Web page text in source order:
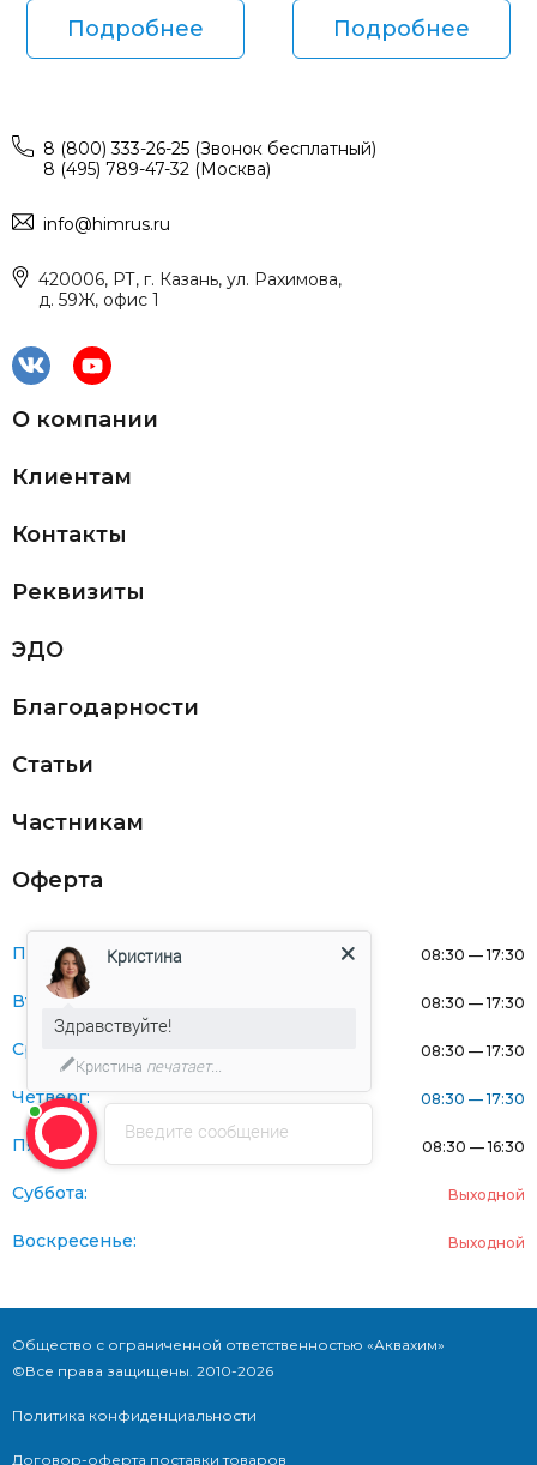
Подробнее Подробнее
8 (800) 333-26-25 (Звонок бесплатный)
8 (495) 789-47-32 (Москва)
info@himrus.ru
420006, РТ, г. Казань, ул. Рахимова,
д. 59Ж, офис 1
О компании
Клиентам
Контакты
Реквизиты
ЭДО
Благодарности
Статьи
Частникам
Оферта
Понедельник: 08:30 — 17:30
Вторник: 08:30 — 17:30
Среда: 08:30 — 17:30
Четверг: 08:30 — 17:30
Пятница: 08:30 — 16:30
Суббота: Выходной
Воскресенье: Выходной
Общество с ограниченной ответственностью «Аквахим»
©Все права защищены. 2010-2026
Политика конфиденциальности
Договор-оферта поставки товаров
Введите сообщение
Кристина
Здравствуйте!
Кристина печатает...